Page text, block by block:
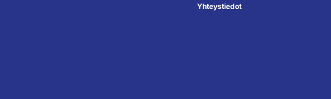
Yhteystiedot